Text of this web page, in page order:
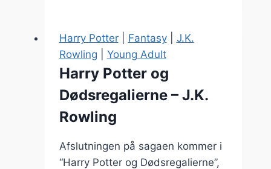
Hemmelighedernes
Kammer
J.K.
Rowling
Harry Potter| Fantasy| J.K.
Rowling
Young Adult
Harry Potter og
Dødsregalierne – J.K.
Rowling
Afslutningen på sagaen kommer i
“Harry Potter og Dødsregalierne”,